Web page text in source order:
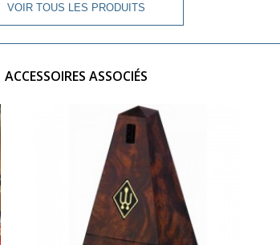
VOIR TOUS LES PRODUITS
ACCESSOIRES ASSOCIÉS